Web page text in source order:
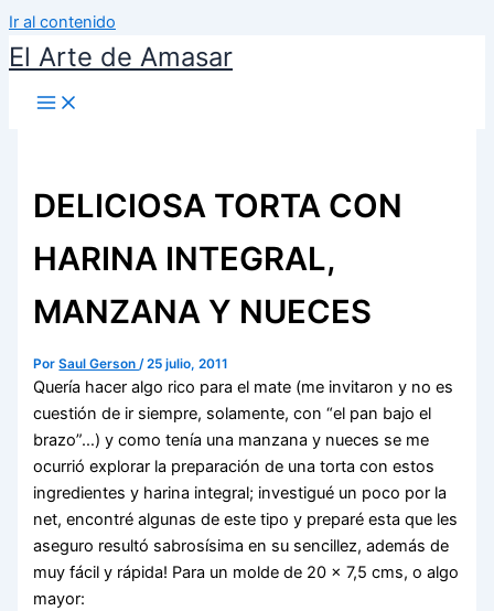
Ir al contenido
El Arte de Amasar
DELICIOSA TORTA CON
HARINA INTEGRAL,
MANZANA Y NUECES
PorSaul Gerson/25 julio, 2011
Quería hacer algo rico para el mate (me invitaron y no es
cuestión de ir siempre, solamente, con “el pan bajo el
brazo”…) y como tenía una manzana y nueces se me
ocurrió explorar la preparación de una torta con estos
ingredientes y harina integral; investigué un poco por la
net, encontré algunas de este tipo y preparé esta que les
aseguro resultó sabrosísima en su sencillez, además de
muy fácil y rápida! Para un molde de 20 x 7,5 cms, o algo
mayor: